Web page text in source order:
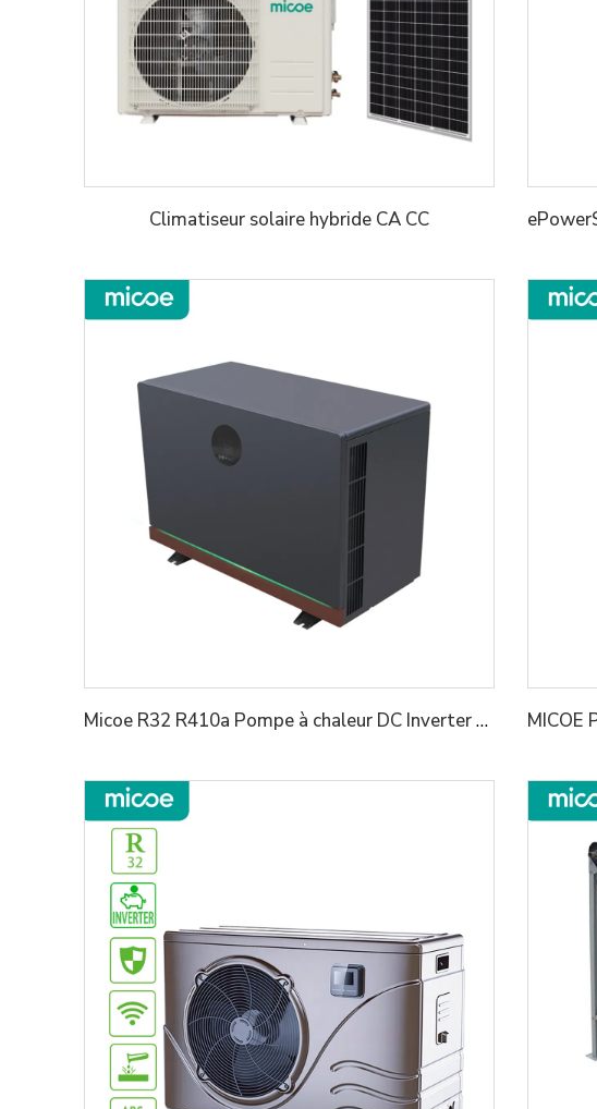
Climatiseur solaire hybride CA CC
Micoe R32 R410a Pompe à chaleur DC Inverter à source d'air pour piscine